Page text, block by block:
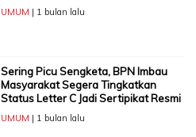
UMUM | 1 bulan lalu
Sering Picu Sengketa, BPN Imbau
Masyarakat Segera Tingkatkan
Status Letter C Jadi Sertipikat Resmi
UMUM | 1 bulan lalu